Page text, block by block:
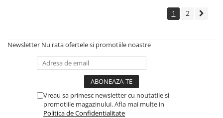
1 2
Newsletter Nu rata ofertele si promotiile noastre
Vreau sa primesc newsletter cu noutatile si
promotiile magazinului. Afla mai multe in
Politica de Confidentialitate